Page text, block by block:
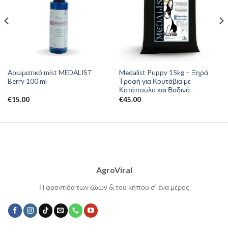
Αρωματικό mist MEDALIST
Berry 100 ml
€15.00
Medalist Puppy 15kg – Ξηρά
Τροφή για Κουτάβια με
Κοτόπουλο και Βοδινό
€45.00
AgroViral
Η φροντίδα των ζώων & του κήπου σ' ένα μέρος